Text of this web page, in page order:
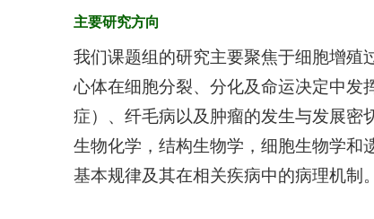
主要研究方向
我们课题组的研究主要聚焦于细胞增殖
心体在细胞分裂、分化及命运决定中发
症）、纤毛病以及肿瘤的发生与发展密
生物化学，结构生物学，细胞生物学和
基本规律及其在相关疾病中的病理机制。